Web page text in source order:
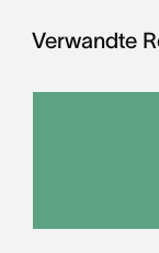
Verwandte